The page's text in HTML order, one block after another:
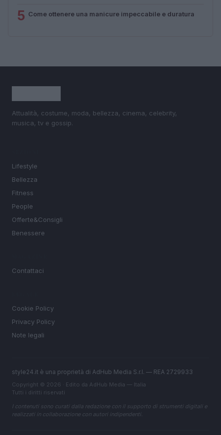
5 Come ottenere una manicure impeccabile e duratura
Attualità, costume, moda, bellezza, cinema, celebrity,
musica, tv e gossip.
Lifestyle
Bellezza
Fitness
People
Offerte&Consigli
Benessere
Contattaci
Cookie Policy
Privacy Policy
Note legali
style24.it è una proprietà di AdHub Media S.r.l. — REA 2729933
Copyright © 2026 · Edito da AdHub Media — Italia
Tutti i diritti riservati
I contenuti sono curati dalla redazione con il supporto di strumenti digitali e
realizzati in collaborazione con autori indipendenti.